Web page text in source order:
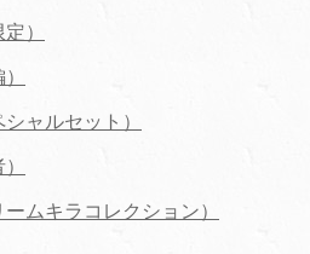
）
ャルセット）
ムキラコレクション）